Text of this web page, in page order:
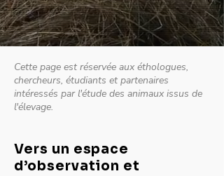
Cette page est réservée aux éthologues,
chercheurs, étudiants et partenaires
intéressés par l'étude des animaux issus de
l'élevage.
Vers un espace
d’observation et